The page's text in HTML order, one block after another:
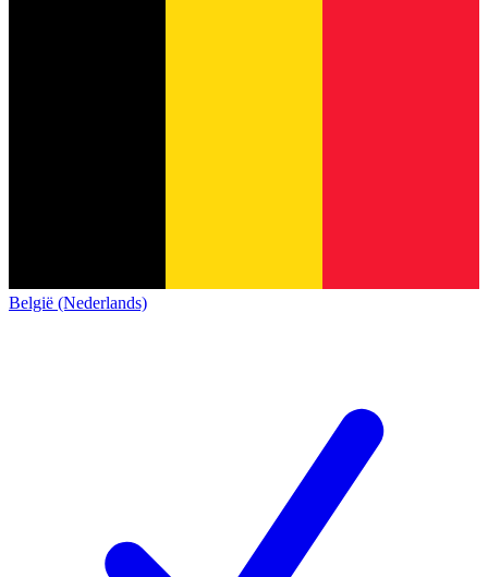
België (Nederlands)